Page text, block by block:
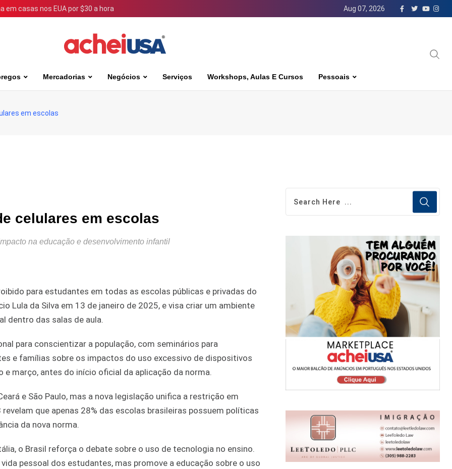
casas nos EUA por $30 a hora Aug 07, 2026
Mercadorias Negócios Serviços Workshops, Aulas E Cursos Pessoais
em escolas
celulares em escolas
na educação e desenvolvimento infantil
para estudantes em todas as escolas públicas e privadas do
Lula da Silva em 13 de janeiro de 2025, e visa criar um ambiente
dentro das salas de aula.
para conscientizar a população, com seminários para
e famílias sobre os impactos do uso excessivo de dispositivos
março, antes do início oficial da aplicação da norma.
e São Paulo, mas a nova legislação unifica a restrição em
que apenas 28% das escolas brasileiras possuem políticas
da nova norma.
o Brasil reforça o debate sobre o uso de tecnologia no ensino.
pessoal dos estudantes, mas promove a educação sobre o uso